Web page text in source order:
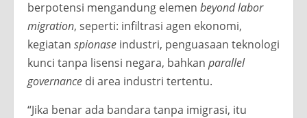
berpotensi mengandung elemen beyond labor
migration, seperti: infiltrasi agen ekonomi,
kegiatan spionase industri, penguasaan teknologi
kunci tanpa lisensi negara, bahkan parallel
governance di area industri tertentu.
“Jika benar ada bandara tanpa imigrasi, itu